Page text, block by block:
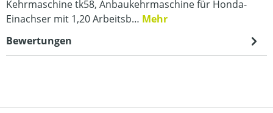
Kehrmaschine tk58, Anbaukehrmaschine für Honda-
Einachser mit 1,20 Arbeitsb… Mehr
Bewertungen